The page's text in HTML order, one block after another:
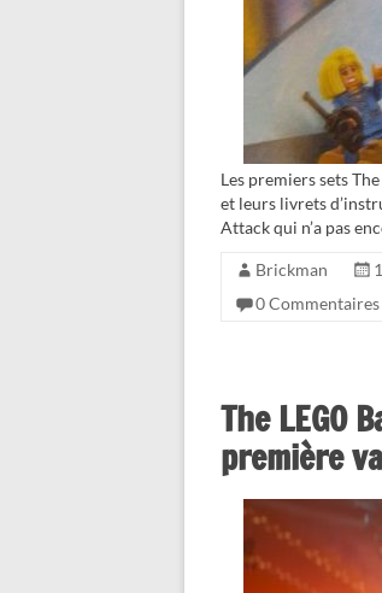
Les premiers sets
et leurs livrets
Attack qui n’a pas
Brickman
0 Commentaires
The LEGO
première